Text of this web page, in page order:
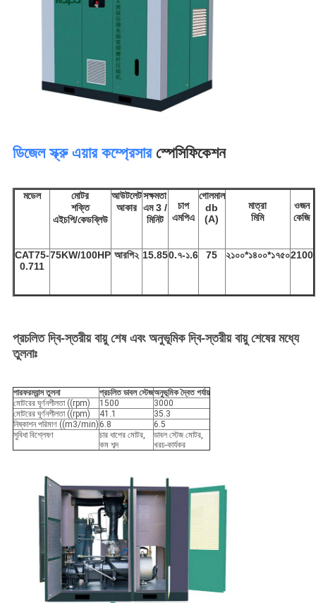
ডিজেল স্ক্রু এয়ার কম্প্রেসার স্পেসিফিকেশন
মডেল
মোটর
শক্তি
এইচপি/কেডব্লিউ
আউটলেট
আকার
সক্ষমতা
এম 3 /
মিনিট
চাপ
এমপিএ
গোলমাল
db
(A)
মাত্রা
মিমি
ওজন
কেজি
CAT75-
0.711
75KW/100HP আরপি২ 15.850.৭-১.6 75 ২১০০*১৪০০*১৭৫০2100
প্রচলিত দ্বি-স্তরীয় বায়ু শেষ এবং অনুভূমিক দ্বি-স্তরীয় বায়ু শেষের মধ্যে
তুলনাঃ
পারফরম্যান্স তুলনা প্রচলিত ডাবল স্টেজঅনুভূমিক দ্বৈত পর্যায়
মোটরের ঘূর্ণনশীলতা ((rpm)
1500
3000
মোটরের ঘূর্ণনশীলতা ((rpm)
41.1
35.3
নিষ্কাশন পরিমাণ ((m3/min) 6.8
6.5
সুবিধা বিশ্লেষণ
চার ধাপের মোটর,
কম শব্দ
ডাবল স্টেজ মোটর,
খরচ-কার্যকর